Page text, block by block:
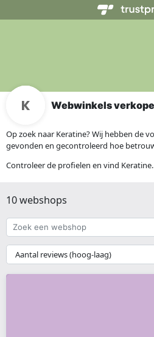
Webwinkels
Op zoek naar Keratine? Wij hebben de
gevonden en gecontroleerd hoe
Controleer de profielen en vind Keratine.
10 webshops
Zoek
een
webshop
{{
__('Sort')
}}